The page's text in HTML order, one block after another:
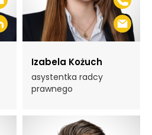
Izabela Kożuch
asystentka radcy
prawnego